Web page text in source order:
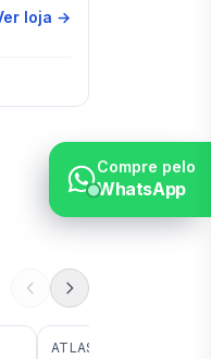
loja →
ATLAS
Compre pelo
WhatsApp